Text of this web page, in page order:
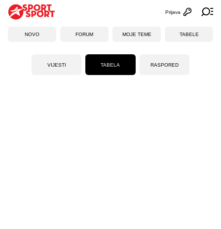
Otvori
Prijava
NOVO FORUM MOJE TEME TABELE
VIJESTI TABELA RASPORED